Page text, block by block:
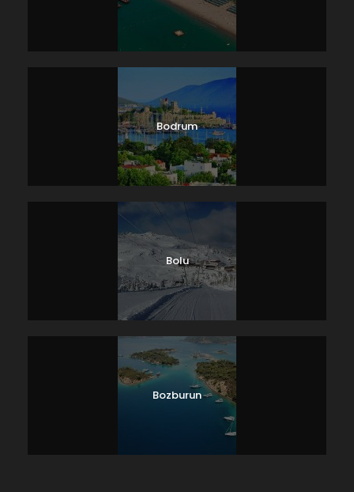
Bodrum
Bolu
Bozburun